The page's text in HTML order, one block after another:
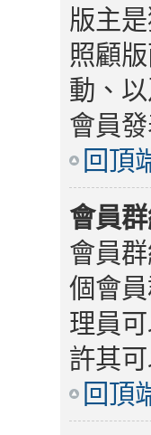
版主
照顧
動、
會員
回頂
會員
會員
個會
理員
許其
回頂